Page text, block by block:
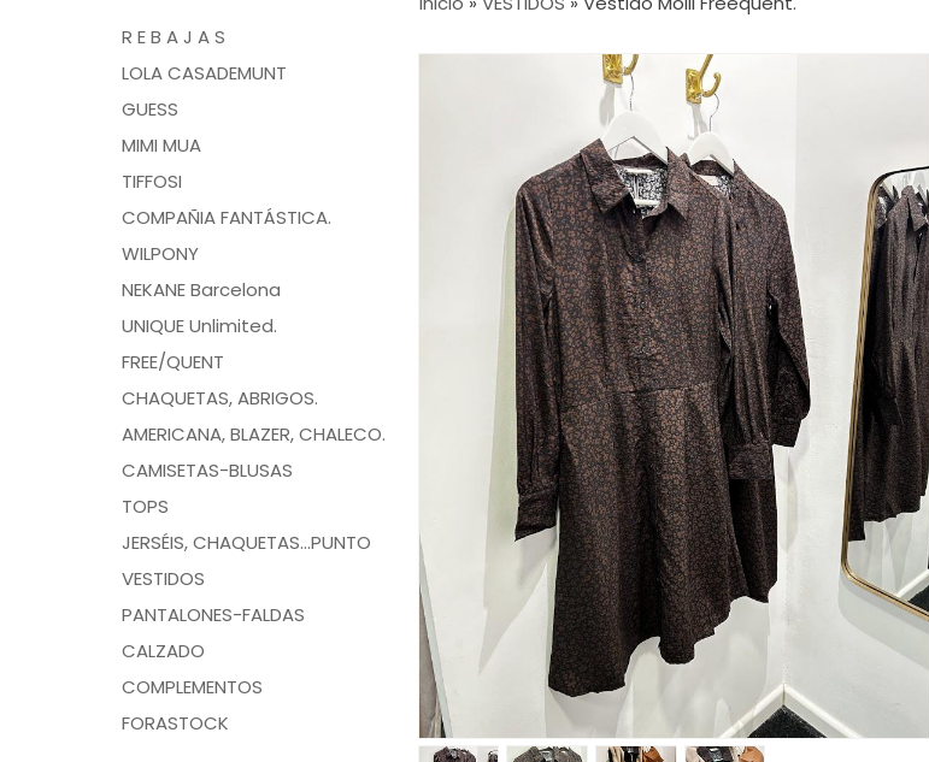
R E B A J A S
LOLA CASADEMUNT
GUESS
MIMI MUA
TIFFOSI
COMPAÑIA FANTÁSTICA.
WILPONY
NEKANE Barcelona
UNIQUE Unlimited.
FREE/QUENT
CHAQUETAS, ABRIGOS.
AMERICANA, BLAZER, CHALECO.
CAMISETAS-BLUSAS
TOPS
JERSÉIS, CHAQUETAS...PUNTO
VESTIDOS
PANTALONES-FALDAS
CALZADO
COMPLEMENTOS
FORASTOCK